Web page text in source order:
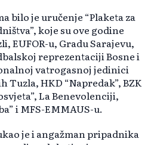
bilo je uručenje “Plaketa za
koje su ove godine
EUFOR-u, Gradu Sarajevu,
reprezentaciji Bosne i
vatrogasnoj jedinici
Tuzla, HKD “Napredak”, BZK
La Benevolenciji,
i MFS-EMMAUS-u.
je i angažman pripadnika